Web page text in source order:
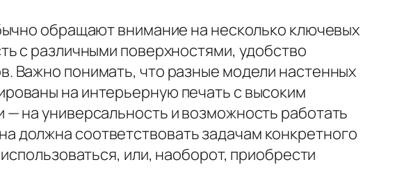
обращают внимание на несколько ключевых
с различными поверхностями, удобство
Важно понимать, что разные модели настенных
на интерьерную печать с высоким
на универсальность и возможность работать
должна соответствовать задачам конкретного
или, наоборот, приобрести